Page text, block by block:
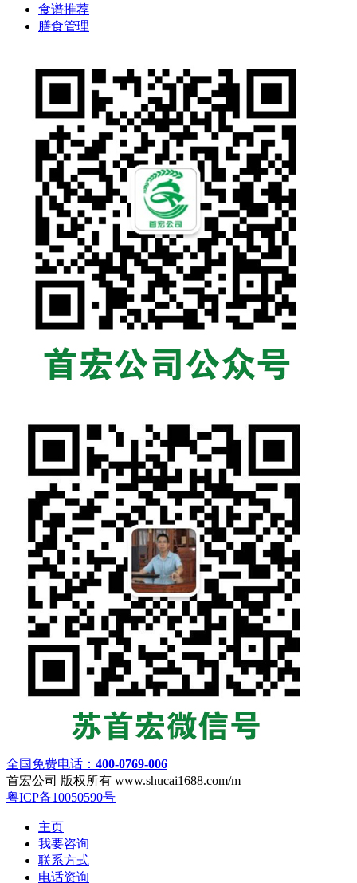
食谱推荐
膳食管理
全国免费电话： 400-0769-006
首宏公司 版权所有 www.shucai1688.com/m
粤ICP备10050590号
主页
我要咨询
联系方式
电话资询